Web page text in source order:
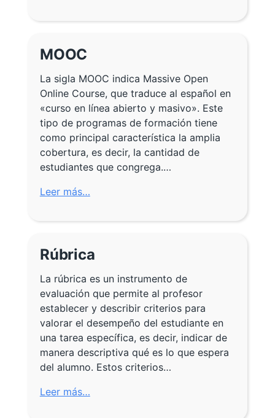
MOOC
La sigla MOOC indica Massive Open
Online Course, que traduce al español en
«curso en línea abierto y masivo». Este
tipo de programas de formación tiene
como principal característica la amplia
cobertura, es decir, la cantidad de
estudiantes que congrega.…
Leer más…
Rúbrica
La rúbrica es un instrumento de
evaluación que permite al profesor
establecer y describir criterios para
valorar el desempeño del estudiante en
una tarea específica, es decir, indicar de
manera descriptiva qué es lo que espera
del alumno. Estos criterios…
Leer más…